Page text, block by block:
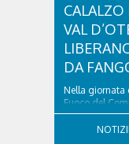
VAL
DA
Nella giornata
Fuoco del
località
di Cadore,
a seguito di